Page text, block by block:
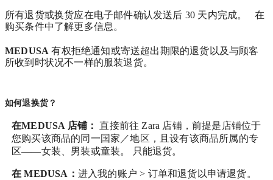
所有退货或换货应在电子邮件确认发送后 30 天内完成。 在
购买条件中了解更多信息。
MEDUSA有权拒绝通知或寄送超出期限的退货以及与顾客
所收到时状况不一样的服装退货。
如何退换货？
在MEDUSA 店铺：直接前往 Zara 店铺，前提是店铺位于
您购买该商品的同一国家／地区，且设有该商品所属的专
区——女装、男装或童装。 只能退货。
在MEDUSA ： 进入我的账户 > 订单和退货 以申请退货。